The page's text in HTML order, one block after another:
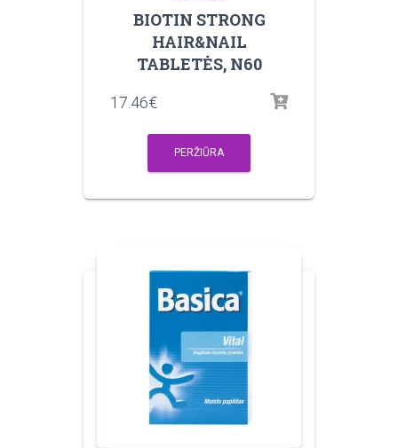
BIOTIN STRONG
HAIR&NAIL
TABLETĖS, N60
17.46€
PERŽIŪRA